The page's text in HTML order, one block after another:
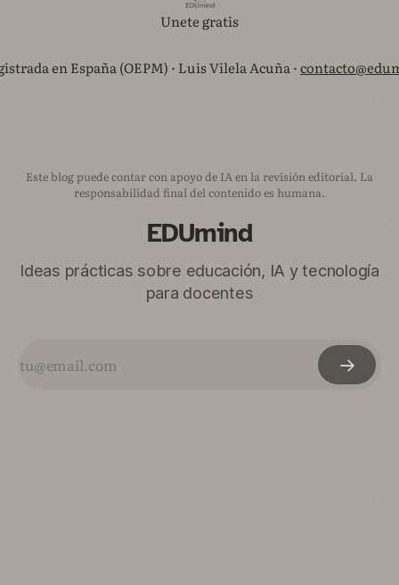
Unete gratis
en España (OEPM) · Luis Vilela Acuña ·
Este blog puede contar con apoyo de IA en la revisión editorial. La
responsabilidad final del contenido es humana.
EDUmind
Ideas prácticas sobre educación, IA y tecnología
para docentes